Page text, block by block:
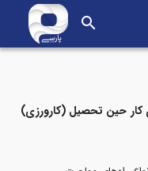
search
کار حین تحصیل (کارورزی)